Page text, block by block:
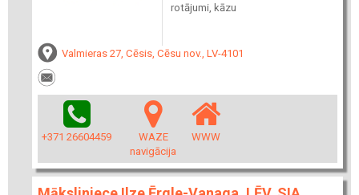
rotājumi, kāzu
Valmieras 27, Cēsis, Cēsu nov., LV-4101
+371 26604459
WAZE
navigācija
WWW